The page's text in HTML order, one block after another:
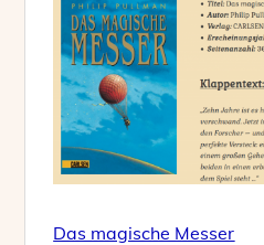
Das magische Messer